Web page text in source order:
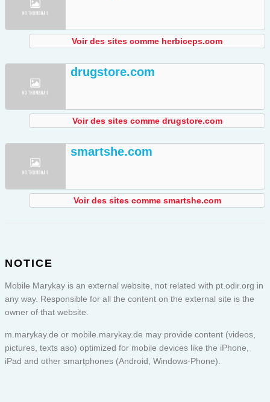
Voir des sites comme herbiceps.com
drugstore.com
Voir des sites comme drugstore.com
smartshe.com
Voir des sites comme smartshe.com
NOTICE
Mobile Marykay is an external website, not related with pt.odir.org in
any way. Responsible for all the content on the external site is the
owner of that website.
m.marykay.de or mobile.marykay.de may provide content (videos,
pictures, texts aso) optimized for mobile devices like the iPhone,
iPad and other smartphones (Android, Windows-Phone).